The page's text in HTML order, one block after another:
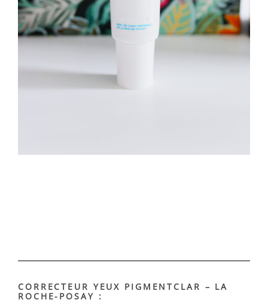
CORRECTEUR YEUX PIGMENTCLAR – LA
ROCHE-POSAY :